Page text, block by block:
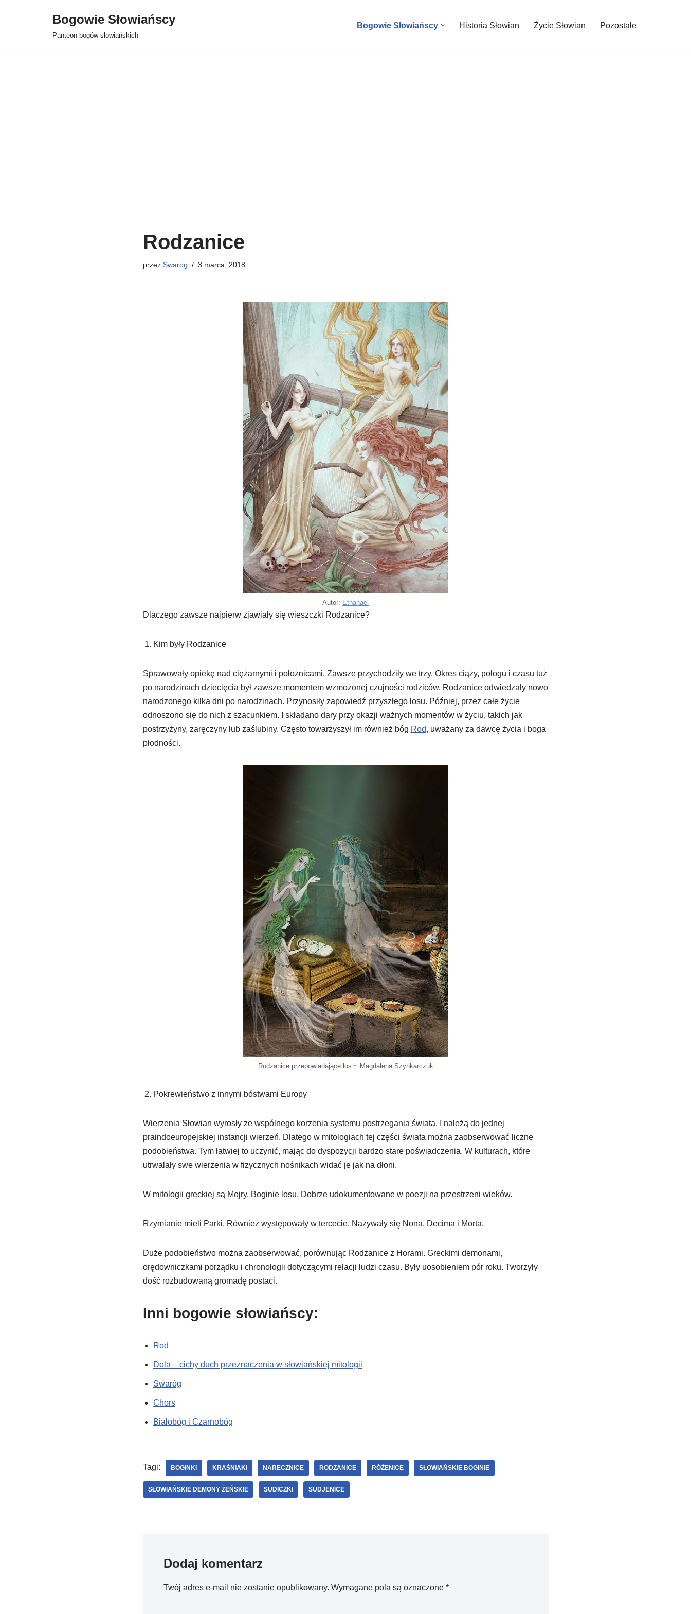
Bogowie Słowiańscy
Panteon bogów słowiańskich
Bogowie Słowiańscy Historia Słowian Życie Słowian Pozostałe
Rodzanice
przez Swaróg 3 marca, 2018
Autor: Ethanael
Dlaczego zawsze najpierw zjawiały się wieszczki Rodzanice?
Kim były Rodzanice
Sprawowały opiekę nad ciężarnymi i położnicami. Zawsze przychodziły we trzy. Okres ciąży, połogu i czasu tuż
po narodzinach dziecięcia był zawsze momentem wzmożonej czujności rodziców. Rodzanice odwiedzały nowo
narodzonego kilka dni po narodzinach. Przynosiły zapowiedź przyszłego losu. Później, przez całe życie
odnoszono się do nich z szacunkiem. I składano dary przy okazji ważnych momentów w życiu, takich jak
postrzyżyny, zaręczyny lub zaślubiny. Często towarzyszył im również bóg Rod, uważany za dawcę życia i boga
płodności.
Rodzanice przepowiadające los ~ Magdalena Szynkarczuk
Pokrewieństwo z innymi bóstwami Europy
Wierzenia Słowian wyrosły ze wspólnego korzenia systemu postrzegania świata. I należą do jednej
praindoeuropejskiej instancji wierzeń. Dlatego w mitologiach tej części świata można zaobserwować liczne
podobieństwa. Tym łatwiej to uczynić, mając do dyspozycji bardzo stare poświadczenia. W kulturach, które
utrwalały swe wierzenia w fizycznych nośnikach widać je jak na dłoni.
W mitologii greckiej są Mojry. Boginie losu. Dobrze udokumentowane w poezji na przestrzeni wieków.
Rzymianie mieli Parki. Również występowały w tercecie. Nazywały się Nona, Decima i Morta.
Duże podobieństwo można zaobserwować, porównując Rodzanice z Horami. Greckimi demonami,
orędowniczkami porządku i chronologii dotyczącymi relacji ludzi czasu. Były uosobieniem pór roku. Tworzyły
dość rozbudowaną gromadę postaci.
Inni bogowie słowiańscy:
Rod
Dola – cichy duch przeznaczenia w słowiańskiej mitologii
Swaróg
Chors
Białobóg i Czarnobóg
Tagi: BOGINKI KRAŚNIAKI NARECZNICE RODZANICE RÓŻENICE SŁOWIAŃSKIE BOGINIE
SŁOWIAŃSKIE DEMONY ŻEŃSKIE SUDICZKI SUDJENICE
Dodaj komentarz
Twój adres e-mail nie zostanie opublikowany. Wymagane pola są oznaczone *